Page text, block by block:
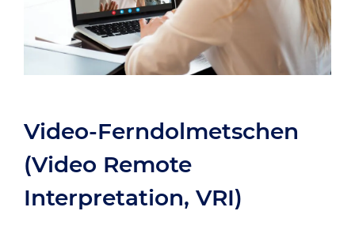
Video-Ferndolmetschen
(Video Remote
Interpretation, VRI)